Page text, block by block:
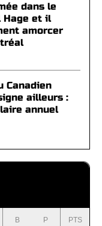
dans le
Hage et il
amorcer
Canadien
ailleurs :
annuel
B P PTS